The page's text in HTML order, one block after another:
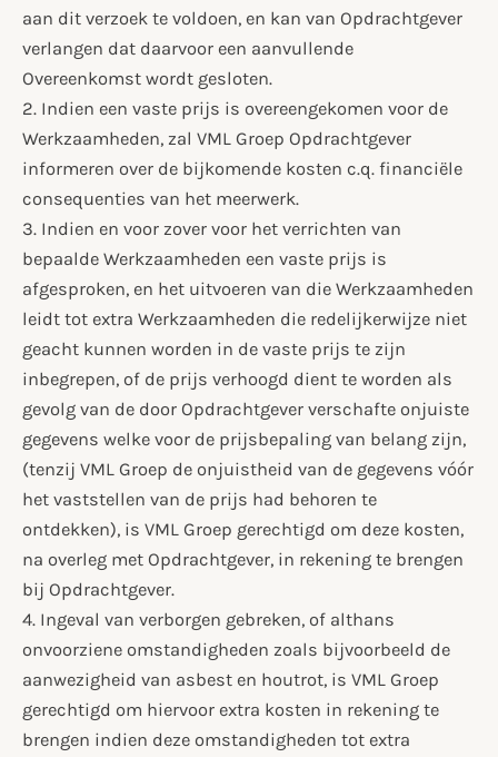
aan dit verzoek te voldoen, en kan van Opdrachtgever
verlangen dat daarvoor een aanvullende
Overeenkomst wordt gesloten.
2. Indien een vaste prijs is overeengekomen voor de
Werkzaamheden, zal VML Groep Opdrachtgever
informeren over de bijkomende kosten c.q. financiële
consequenties van het meerwerk.
3. Indien en voor zover voor het verrichten van
bepaalde Werkzaamheden een vaste prijs is
afgesproken, en het uitvoeren van die Werkzaamheden
leidt tot extra Werkzaamheden die redelijkerwijze niet
geacht kunnen worden in de vaste prijs te zijn
inbegrepen, of de prijs verhoogd dient te worden als
gevolg van de door Opdrachtgever verschafte onjuiste
gegevens welke voor de prijsbepaling van belang zijn,
(tenzij VML Groep de onjuistheid van de gegevens vóór
het vaststellen van de prijs had behoren te
ontdekken), is VML Groep gerechtigd om deze kosten,
na overleg met Opdrachtgever, in rekening te brengen
bij Opdrachtgever.
4. Ingeval van verborgen gebreken, of althans
onvoorziene omstandigheden zoals bijvoorbeeld de
aanwezigheid van asbest en houtrot, is VML Groep
gerechtigd om hiervoor extra kosten in rekening te
brengen indien deze omstandigheden tot extra